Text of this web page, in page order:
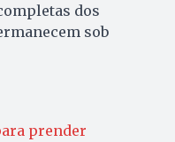
dos
sob
prender